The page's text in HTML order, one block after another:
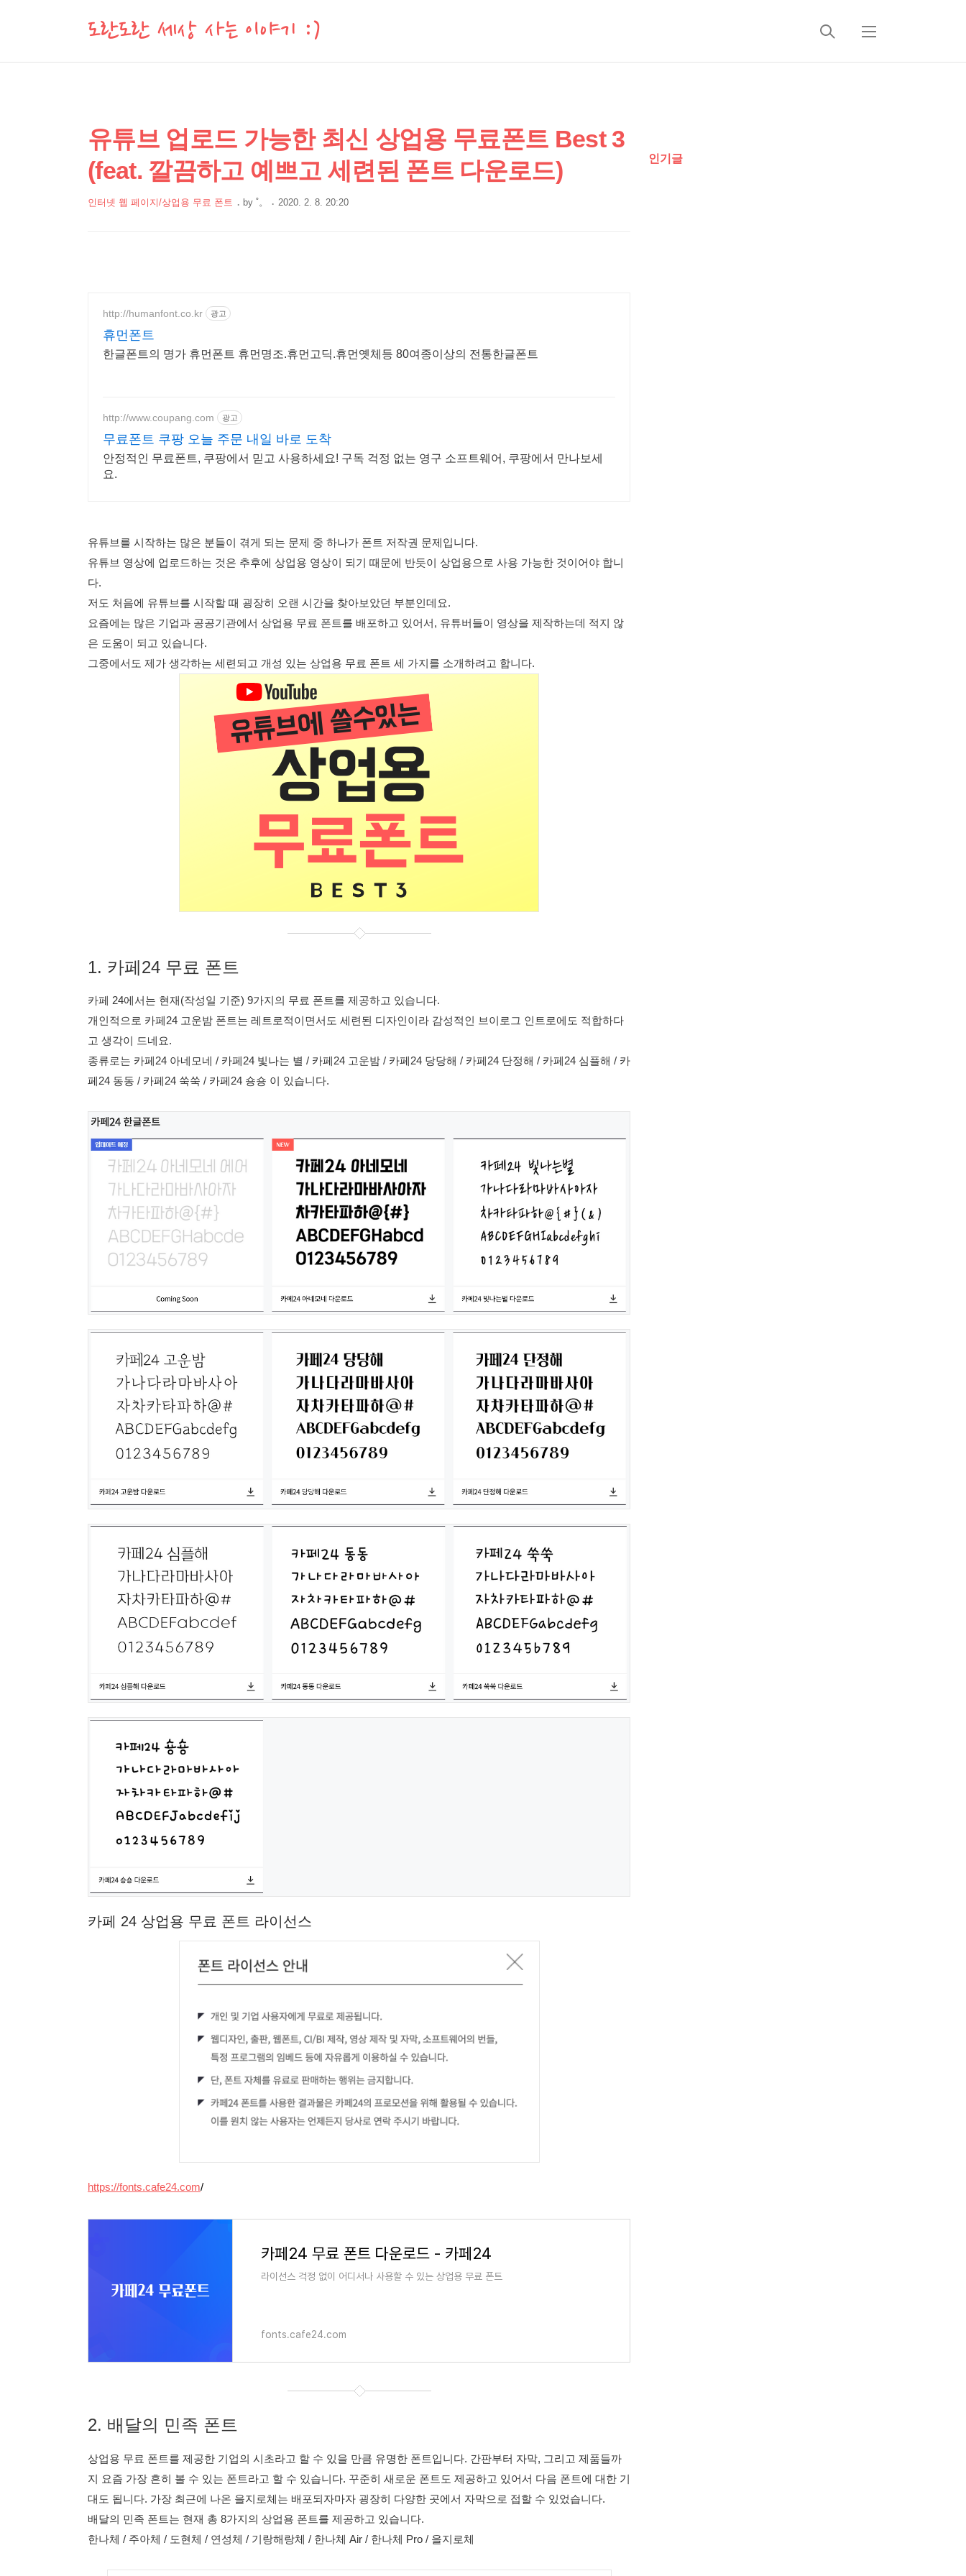
도란도란 세상 사는 이야기 :)
검
메
상
세
컨
츠
본
문
제
목
유튜브 업로드 가능한 최신 상업용 무료폰트 Best 3
(feat. 깔끔하고 예쁘고 세련된 폰트 다운로드)
인터넷 웹 페이지/상업용 무료 폰트 by ˚。 2020. 2. 8. 20:20
http://humanfont.co.kr 광고
휴먼폰트
한글폰트의 명가 휴먼폰트 휴먼명조.휴먼고딕.휴먼옛체등 80여종이상의 전통한글폰트
http://www.coupang.com 광고
무료폰트 쿠팡 오늘 주문 내일 바로 도착
안정적인 무료폰트, 쿠팡에서 믿고 사용하세요! 구독 걱정 없는 영구 소프트웨어, 쿠팡에서 만나보세
요.
유튜브를 시작하는 많은 분들이 겪게 되는 문제 중 하나가 폰트 저작권 문제입니다.
유튜브 영상에 업로드하는 것은 추후에 상업용 영상이 되기 때문에 반듯이 상업용으로 사용 가능한 것이어야 합니
다.
저도 처음에 유튜브를 시작할 때 굉장히 오랜 시간을 찾아보았던 부분인데요.
요즘에는 많은 기업과 공공기관에서 상업용 무료 폰트를 배포하고 있어서, 유튜버들이 영상을 제작하는데 적지 않
은 도움이 되고 있습니다.
그중에서도 제가 생각하는 세련되고 개성 있는 상업용 무료 폰트 세 가지를 소개하려고 합니다.
1. 카페24 무료 폰트
카페 24에서는 현재(작성일 기준) 9가지의 무료 폰트를 제공하고 있습니다.
개인적으로 카페24 고운밤 폰트는 레트로적이면서도 세련된 디자인이라 감성적인 브이로그 인트로에도 적합하다
고 생각이 드네요.
종류로는 카페24 아네모네 / 카페24 빛나는 별 / 카페24 고운밤 / 카페24 당당해 / 카페24 단정해 / 카페24 심플해 / 카
페24 동동 / 카페24 쑥쑥 / 카페24 숑숑 이 있습니다.
카페 24 상업용 무료 폰트 라이선스
https://fonts.cafe24.com/
카페24 무료 폰트 다운로드 - 카페24
라이선스 걱정 없이 어디서나 사용할 수 있는 상업용 무료 폰트
fonts.cafe24.com
2. 배달의 민족 폰트
상업용 무료 폰트를 제공한 기업의 시초라고 할 수 있을 만큼 유명한 폰트입니다. 간판부터 자막, 그리고 제품들까
지 요즘 가장 흔히 볼 수 있는 폰트라고 할 수 있습니다. 꾸준히 새로운 폰트도 제공하고 있어서 다음 폰트에 대한 기
대도 됩니다. 가장 최근에 나온 을지로체는 배포되자마자 굉장히 다양한 곳에서 자막으로 접할 수 있었습니다.
배달의 민족 폰트는 현재 총 8가지의 상업용 폰트를 제공하고 있습니다.
한나체 / 주아체 / 도현체 / 연성체 / 기랑해랑체 / 한나체 Air / 한나체 Pro / 을지로체
가
인기글